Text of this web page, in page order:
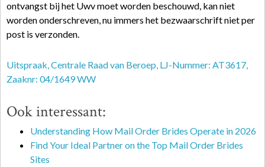
ontvangst bij het Uwv moet worden beschouwd, kan niet
worden onderschreven, nu immers het bezwaarschrift niet per
post is verzonden.
Uitspraak, Centrale Raad van Beroep, LJ-Nummer: AT3617,
Zaaknr: 04/1649 WW
Ook interessant:
Understanding How Mail Order Brides Operate in 2026
Find Your Ideal Partner on the Top Mail Order Brides
Sites